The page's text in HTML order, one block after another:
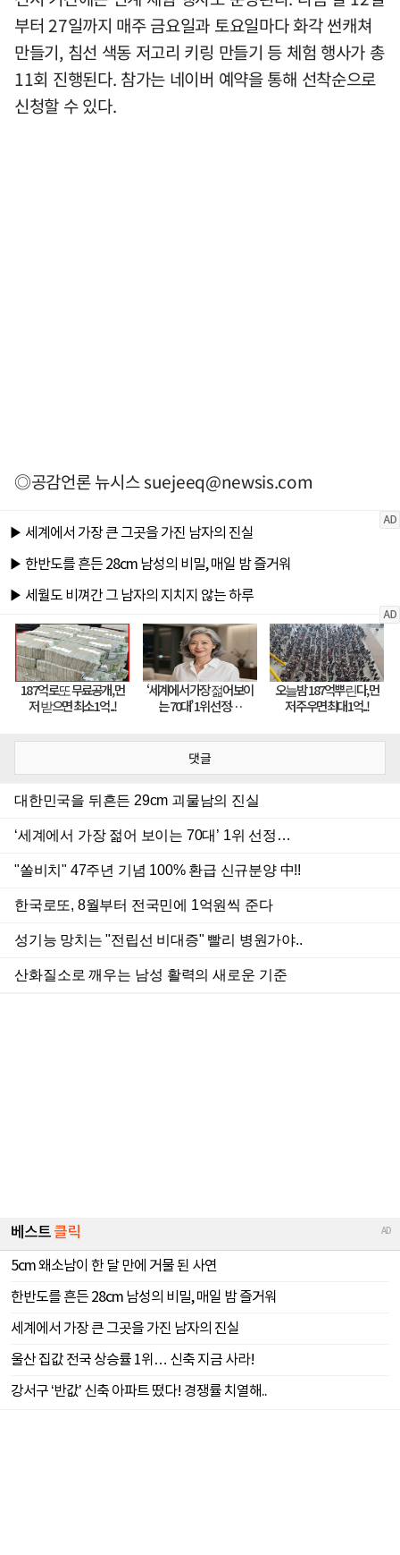
부터 27일까지 매주 금요일과 토요일마다 화각 썬캐쳐
만들기, 침선 색동 저고리 키링 만들기 등 체험 행사가 총
11회 진행된다. 참가는 네이버 예약을 통해 선착순으로
신청할 수 있다.
◎공감언론 뉴시스suejeeq@newsis.com
댓글